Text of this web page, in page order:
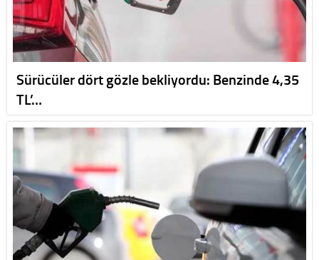
Sürücüler dört gözle bekliyordu: Benzinde 4,35
TL’…